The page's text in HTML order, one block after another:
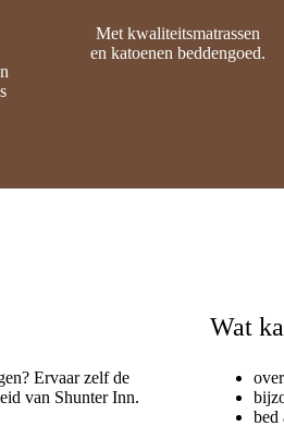
Met kwaliteitsmatrassen
en katoenen beddengoed.
Ervaar zelf de
van Shunter Inn.
Wat
bed